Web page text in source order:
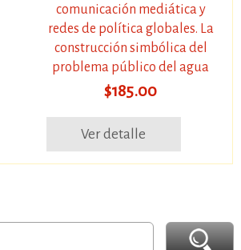
comunicación mediática y
redes de política globales. La
construcción simbólica del
problema público del agua
$185.00
Ver detalle